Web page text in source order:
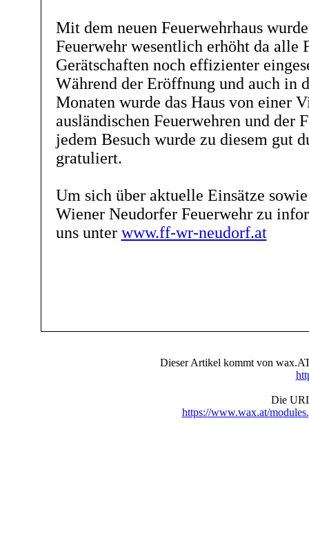
Mit dem neuen Feuerwehrhaus
Feuerwehr wesentlich erhöht da alle
Gerätschaften noch effizienter
Während der Eröffnung und auch in
Monaten wurde das Haus von einer
ausländischen Feuerwehren und der
jedem Besuch wurde zu diesem gut
gratuliert.
Um sich über aktuelle Einsätze
Wiener Neudorfer Feuerwehr zu
uns unter www.ff-wr-neudorf.at
Dieser Artikel kommt von
Die
https://www.wax.at/